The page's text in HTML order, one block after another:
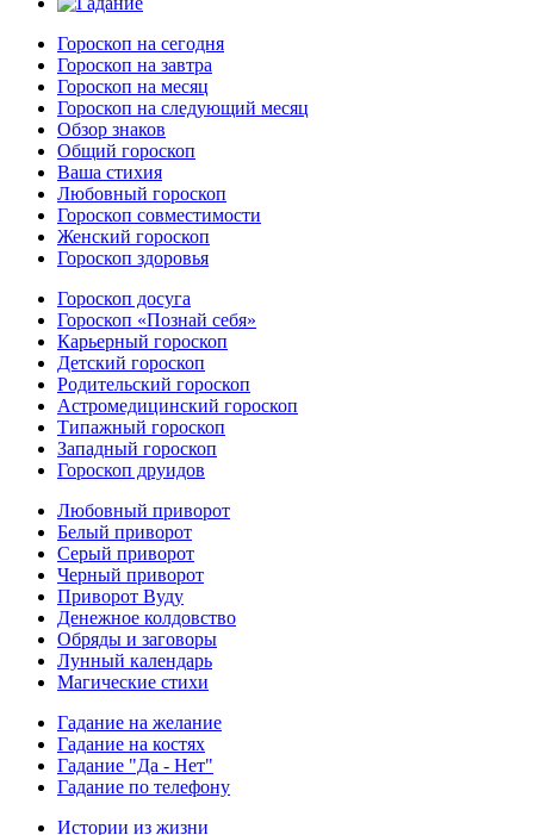
Гороскоп на сегодня
Гороскоп на завтра
Гороскоп на месяц
Гороскоп на следующий месяц
Обзор знаков
Общий гороскоп
Ваша стихия
Любовный гороскоп
Гороскоп совместимости
Женский гороскоп
Гороскоп здоровья
Гороскоп досуга
Гороскоп «Познай себя»
Карьерный гороскоп
Детский гороскоп
Родительский гороскоп
Астромедицинский гороскоп
Типажный гороскоп
Западный гороскоп
Гороскоп друидов
Любовный приворот
Белый приворот
Серый приворот
Черный приворот
Приворот Вуду
Денежное колдовство
Обряды и заговоры
Лунный календарь
Магические стихи
Гадание на желание
Гадание на костях
Гадание "Да - Нет"
Гадание по телефону
Истории из жизни